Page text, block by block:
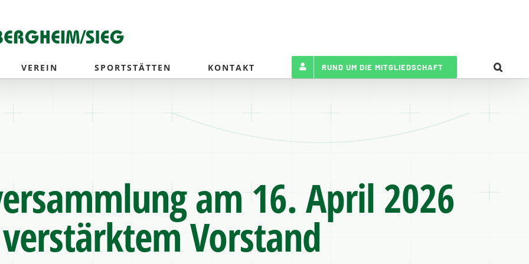
VEREIN SPORTSTÄTTEN KONTAKT RUND UM DIE MITGLIEDSCHAFT
am 16. April 2026
Vorstand